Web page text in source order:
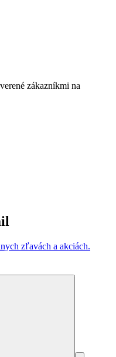
zákazníkmi na
zľavách a akciách.